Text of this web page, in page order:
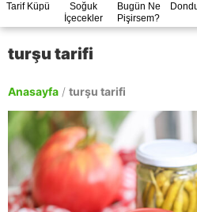
Tarif Küpü
Soğuk
İçecekler
Bugün Ne
Pişirsem?
turşu tarifi
Anasayfa / turşu tarifi